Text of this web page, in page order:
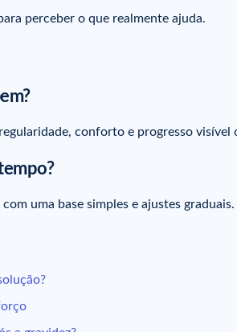
perceber o que realmente ajuda.
conforto e progresso visível
uma base simples e ajustes graduais.